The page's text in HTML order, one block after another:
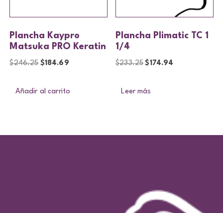
Plancha Kaypro
Matsuka PRO Keratin
$246.25 $184.69
Añadir al carrito
Plancha Plimatic TC 1
1/4
$233.25 $174.94
Leer más